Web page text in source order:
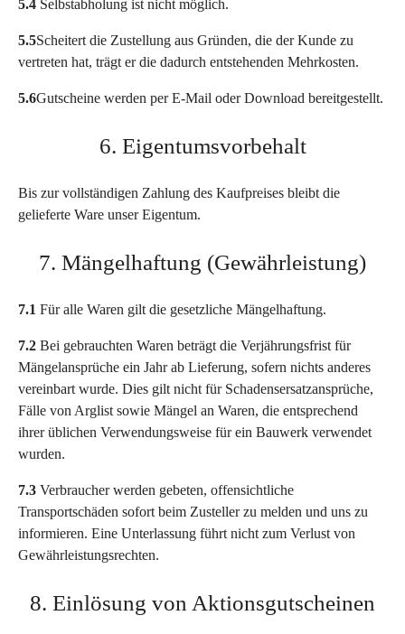
5.4 Selbstabholung ist nicht möglich.
5.5Scheitert die Zustellung aus Gründen, die der Kunde zu
vertreten hat, trägt er die dadurch entstehenden Mehrkosten.
5.6Gutscheine werden per E-Mail oder Download bereitgestellt.
6. Eigentumsvorbehalt
Bis zur vollständigen Zahlung des Kaufpreises bleibt die
gelieferte Ware unser Eigentum.
7. Mängelhaftung (Gewährleistung)
7.1 Für alle Waren gilt die gesetzliche Mängelhaftung.
7.2 Bei gebrauchten Waren beträgt die Verjährungsfrist für
Mängelansprüche ein Jahr ab Lieferung, sofern nichts anderes
vereinbart wurde. Dies gilt nicht für Schadensersatzansprüche,
Fälle von Arglist sowie Mängel an Waren, die entsprechend
ihrer üblichen Verwendungsweise für ein Bauwerk verwendet
wurden.
7.3 Verbraucher werden gebeten, offensichtliche
Transportschäden sofort beim Zusteller zu melden und uns zu
informieren. Eine Unterlassung führt nicht zum Verlust von
Gewährleistungsrechten.
8. Einlösung von Aktionsgutscheinen